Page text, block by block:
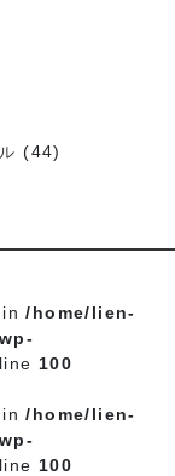
(44)
in/home/lien-
100
in/home/lien-
100